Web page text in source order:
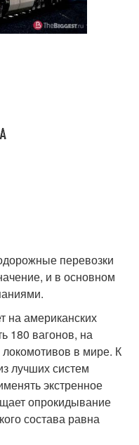
перевозки
и в основном
на американских
180 вагонов, на
в мире. К
лучших систем
экстренное
опрокидывание
состава равна